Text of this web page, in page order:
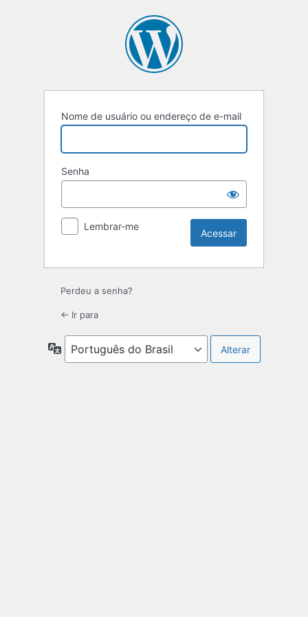
Nome de usuário ou endereço de e-mail
Senha
Lembrar-me
Perdeu a senha?
← Ir para
Idioma